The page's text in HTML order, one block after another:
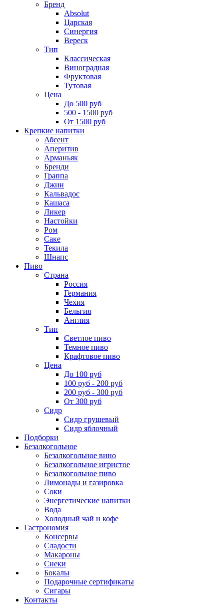
Бренд
Absolut
Царская
Синергия
Вереск
Тип
Классическая
Виноградная
Фруктовая
Тутовая
Цена
До 500 руб
500 - 1500 руб
От 1500 руб
Крепкие напитки
Абсент
Аперитив
Арманьяк
Бренди
Граппа
Джин
Кальвадос
Кашаса
Ликер
Настойки
Ром
Саке
Текила
Шнапс
Пиво
Страна
Россия
Германия
Чехия
Бельгия
Англия
Тип
Светлое пиво
Темное пиво
Крафтовое пиво
Цена
До 100 руб
100 руб - 200 руб
200 руб - 300 руб
От 300 руб
Сидр
Сидр грушевый
Сидр яблочный
Подборки
Безалкогольное
Безалкогольное вино
Безалкогольное игристое
Безалкогольное пиво
Лимонады и газировка
Соки
Энергетические напитки
Вода
Холодный чай и кофе
Гастрономия
Консервы
Сладости
Макароны
Снеки
Бокалы
Подарочные сертификаты
Сигары
Контакты